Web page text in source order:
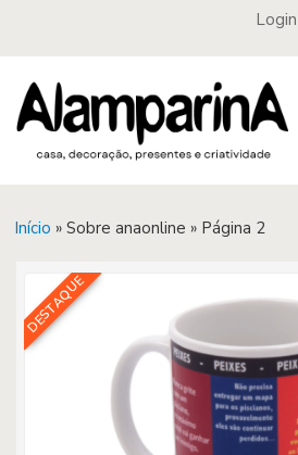
Login
Início » Sobre anaonline » Página 2
DESTAQUE